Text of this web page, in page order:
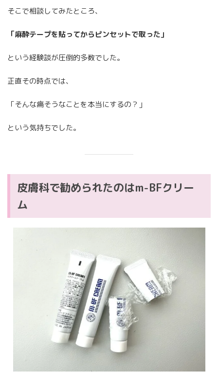
そこで相談してみたところ、
「麻酔テープを貼ってからピンセットで取った」
という経験談が圧倒的多数でした。
正直その時点では、
「そんな痛そうなことを本当にするの？」
という気持ちでした。
皮膚科で勧められたのはm-BFクリー
ム